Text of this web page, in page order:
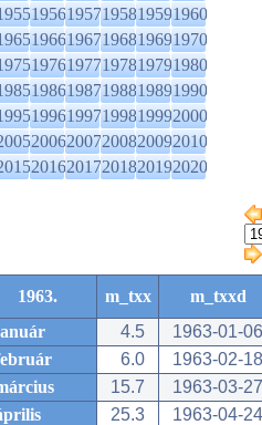
19561957195819591960
19661967196819691970
19761977197819791980
19861987198819891990
19961997199819992000
20062007200820092010
20162017201820192020
1963. m_txx
m_txxd
4.5
1963-01-06
6.0
1963-02-18
15.7
1963-03-27
25.3
1963-04-24